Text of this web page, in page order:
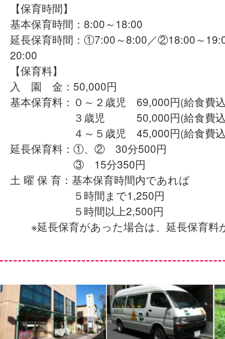
【保育時間】
基本保育時間：8:00～18:00
延長保育時間：①7:00～8:00／②18:00～
20:00
【保育料】
入 園 金：50,000円
基本保育料：０～２歳児 69,000円(給食費
３歳児 50,000円(給食費込
４～５歳児 45,000円(給食費込
延長保育料：①、② 30分500円
③ 15分350円
土 曜 保 育：基本保育時間内であれば
５時間まで1,250円
５時間以上2,500円
※延長保育があった場合は、延長保育料